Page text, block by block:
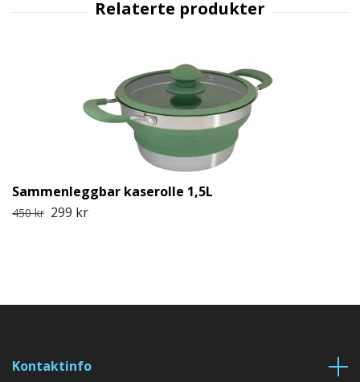
Sammenleggbar kaserolle 1,5L
450 kr 299 kr
Kontaktinfo